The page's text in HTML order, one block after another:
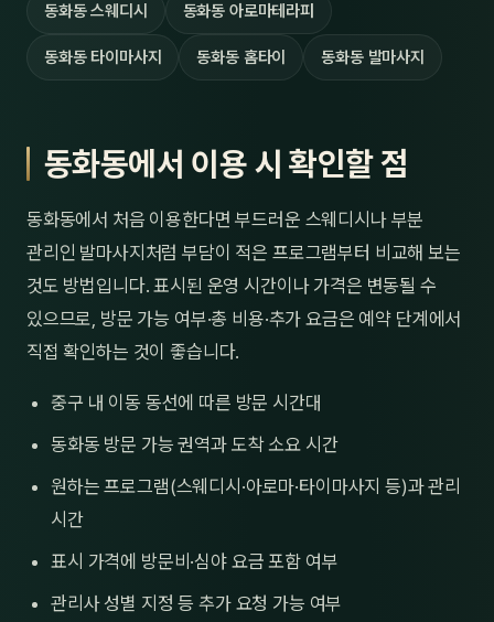
동화동 스웨디시 동화동 아로마테라피
동화동 타이마사지 동화동 홈타이 동화동 발마사지
동화동에서 이용 시 확인할 점
동화동에서 처음 이용한다면 부드러운 스웨디시나 부분
관리인 발마사지처럼 부담이 적은 프로그램부터 비교해 보는
것도 방법입니다. 표시된 운영 시간이나 가격은 변동될 수
있으므로, 방문 가능 여부·총 비용·추가 요금은 예약 단계에서
직접 확인하는 것이 좋습니다.
중구 내 이동 동선에 따른 방문 시간대
동화동 방문 가능 권역과 도착 소요 시간
원하는 프로그램(스웨디시·아로마·타이마사지 등)과 관리
시간
표시 가격에 방문비·심야 요금 포함 여부
관리사 성별 지정 등 추가 요청 가능 여부